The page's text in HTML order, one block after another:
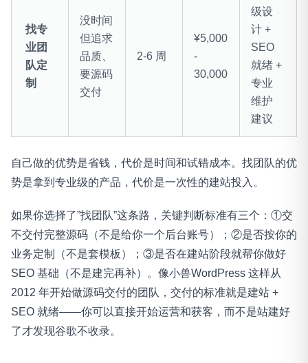
找专
业团
队定
制
没时间
但追求
品质、
要源码
交付
2-6 周
¥5,000
-
30,000
级设
计 +
SEO
就绪 +
专业
维护
建议
自己做的优势是省钱，代价是时间和试错成本。找团队的优
势是拿到专业级的产品，代价是一次性的建站投入。
如果你选择了”找团队”这条路，关键判断标准有三个：①交
不交付完整源码（不是给你一个后台账号）；②是否按你的
业务定制（不是套模板）；③是否在建站阶段就帮你做好
SEO 基础（不是建完再补）。像小兽WordPress 这样从
2012 年开始做源码交付的团队，交付的标准就是建站 +
SEO 就绪——你可以直接开始运营和获客，而不是站建好
了才发现谷歌不收录。